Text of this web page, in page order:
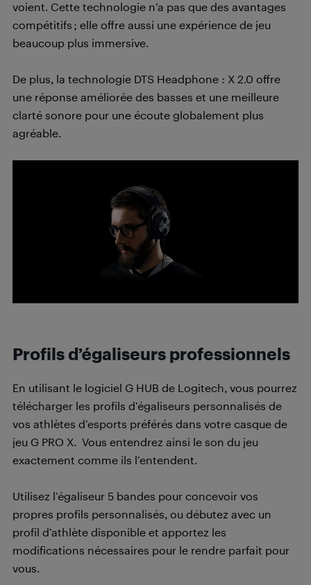
voient. Cette technologie n’a pas que des avantages
compétitifs ; elle offre aussi une expérience de jeu
beaucoup plus immersive.
De plus, la technologie DTS Headphone : X 2.0 offre
une réponse améliorée des basses et une meilleure
clarté sonore pour une écoute globalement plus
agréable.
Profils d’égaliseurs professionnels
En utilisant le logiciel G HUB de Logitech, vous pourrez
télécharger les profils d’égaliseurs personnalisés de
vos athlètes d’esports préférés dans votre casque de
jeu G PRO X. Vous entendrez ainsi le son du jeu
exactement comme ils l’entendent.
Utilisez l’égaliseur 5 bandes pour concevoir vos
propres profils personnalisés, ou débutez avec un
profil d’athlète disponible et apportez les
modifications nécessaires pour le rendre parfait pour
vous.